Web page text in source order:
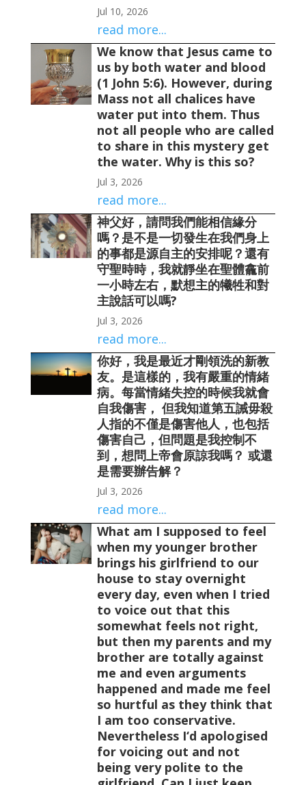
Jul 10, 2026
read more...
We know that Jesus came to
us by both water and blood
(1 John 5:6). However, during
Mass not all chalices have
water put into them. Thus
not all people who are called
to share in this mystery get
the water. Why is this so?
Jul 3, 2026
read more...
神父好，請問我們能相信緣分
嗎？是不是一切發生在我們身上
的事都是源自主的安排呢？還有
守聖時時，我就靜坐在聖體龕前
一小時左右，默想主的犧牲和對
主說話可以嗎?
Jul 3, 2026
read more...
你好，我是最近才剛領洗的新教
友。是這樣的，我有嚴重的情緒
病。每當情緒失控的時候我就會
自我傷害， 但我知道第五誡毋殺
人指的不僅是傷害他人，也包括
傷害自己，但問題是我控制不
到，想問上帝會原諒我嗎？ 或還
是需要辦告解？
Jul 3, 2026
read more...
What am I supposed to feel
when my younger brother
brings his girlfriend to our
house to stay overnight
every day, even when I tried
to voice out that this
somewhat feels not right,
but then my parents and my
brother are totally against
me and even arguments
happened and made me feel
so hurtful as they think that
I am too conservative.
Nevertheless I‘d apologised
for voicing out and not
being very polite to the